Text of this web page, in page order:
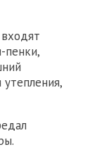
пенки,